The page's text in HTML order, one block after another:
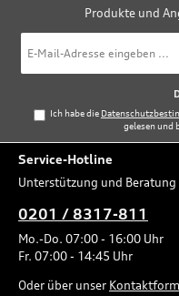
Produkte und
Mail-
Adresse
Ich habe die
gelesen und
Service-Hotline
Unterstützung und
0201 / 8317-811
Mo.-Do. 07:00 - 16:00 Uhr
Fr. 07:00 - 14:45 Uhr
Oder über unser